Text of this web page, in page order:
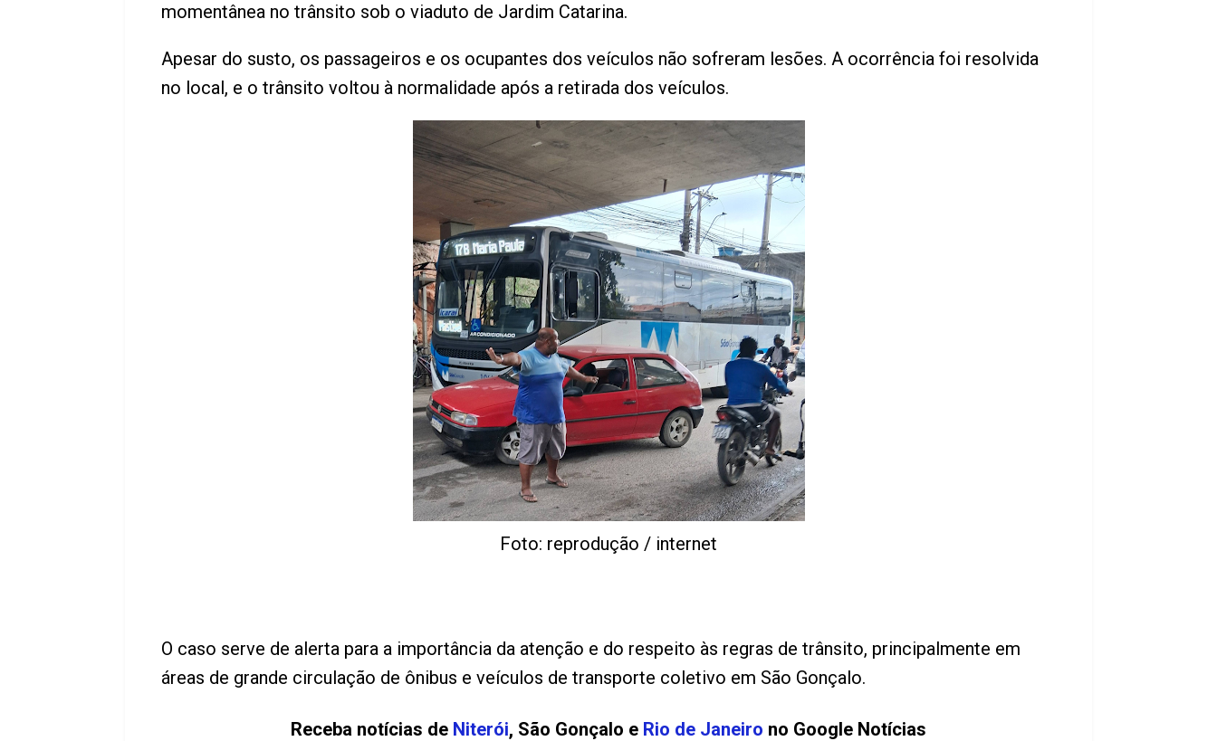
momentânea no trânsito sob o viaduto de Jardim Catarina.
Apesar do susto, os passageiros e os ocupantes dos veículos não sofreram lesões. A ocorrência foi resolvida
no local, e o trânsito voltou à normalidade após a retirada dos veículos.
Foto: reprodução / internet
O caso serve de alerta para a importância da atenção e do respeito às regras de trânsito, principalmente em
áreas de grande circulação de ônibus e veículos de transporte coletivo em São Gonçalo.
Receba notícias de Niterói, São Gonçalo e Rio de Janeiro no Google Notícias